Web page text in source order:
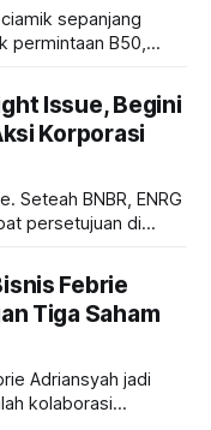
sepanjang
permintaan B50,
Kira-kira gimana
sektor ini?
Issue, Begini
Korporasi
Seteah BNBR, ENRG
persetujuan di
Febrie
Tiga Saham
Adriansyah jadi
kolaborasi